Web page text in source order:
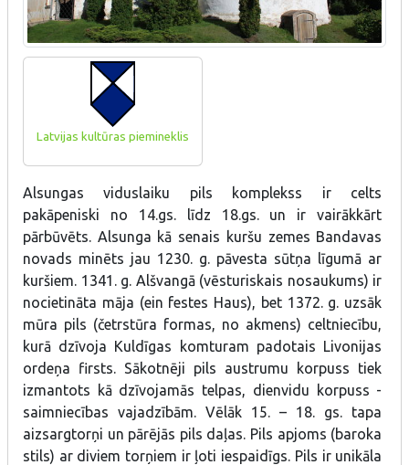
Latvijas kultūras piemineklis
Alsungas viduslaiku pils komplekss ir celts
pakāpeniski no 14.gs. līdz 18.gs. un ir vairākkārt
pārbūvēts. Alsunga kā senais kuršu zemes Bandavas
novads minēts jau 1230. g. pāvesta sūtņa līgumā ar
kuršiem. 1341. g. Alšvangā (vēsturiskais nosaukums) ir
nocietināta māja (ein festes Haus), bet 1372. g. uzsāk
mūra pils (četrstūra formas, no akmens) celtniecību,
kurā dzīvoja Kuldīgas komturam padotais Livonijas
ordeņa firsts. Sākotnēji pils austrumu korpuss tiek
izmantots kā dzīvojamās telpas, dienvidu korpuss -
saimniecības vajadzībām. Vēlāk 15. – 18. gs. tapa
aizsargtorņi un pārējās pils daļas. Pils apjoms (baroka
stils) ar diviem torņiem ir ļoti iespaidīgs. Pils ir unikāla